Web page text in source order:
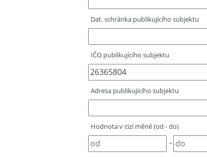
Dat. schránka publikujícího subjektu
IČO publikujícího subjektu
Adresa publikujícího subjektu
Hodnota v cizí měně (od - do)
-